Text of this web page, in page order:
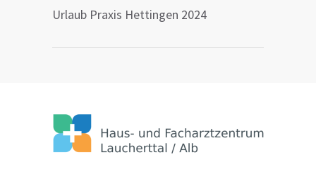
Urlaub Praxis Hettingen 2024